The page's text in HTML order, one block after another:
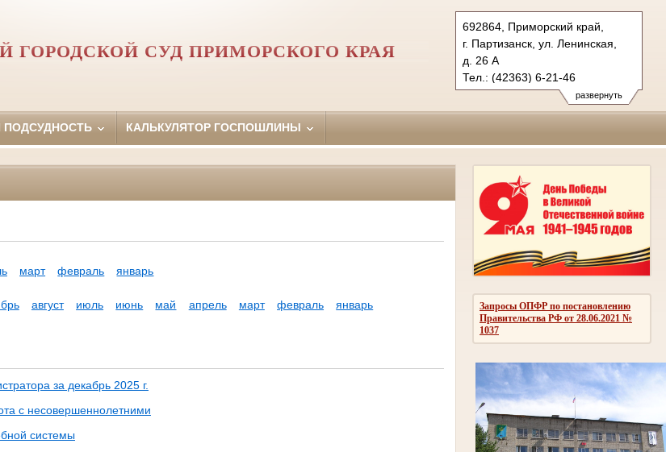
развернуть
692864, Приморский край,
г. Партизанск, ул. Ленинская,
д. 26 А
Тел.: (42363) 6-21-46
partizansky.prm@sudrf.ru
схема проезда
ГОРОДСКОЙ СУД ПРИМОРСКОГО КРАЯ
ПОДСУДНОСТЬ КАЛЬКУЛЯТОР ГОСПОШЛИНЫ
Запросы ОПФР по постановлению
Правительства РФ от 28.06.2021 №
1037
март февраль
январь
август июль июнь май апрель март февраль
январь
за декабрь 2025 г.
с несовершеннолетними
системы